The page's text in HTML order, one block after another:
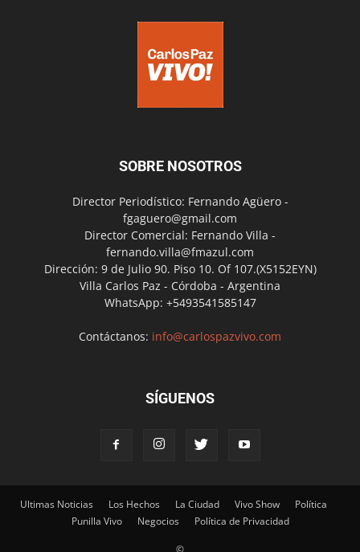
SOBRE NOSOTROS
Director Periodístico: Fernando Agüero -
fgaguero@gmail.com
Director Comercial: Fernando Villa -
fernando.villa@fmazul.com
Dirección: 9 de Julio 90. Piso 10. Of 107.(X5152EYN)
Villa Carlos Paz - Córdoba - Argentina
WhatsApp: +5493541585147
Contáctanos: info@carlospazvivo.com
SÍGUENOS
Ultimas Noticias Los Hechos La Ciudad Vivo Show
Política
Punilla Vivo
Negocios Política de Privacidad
©